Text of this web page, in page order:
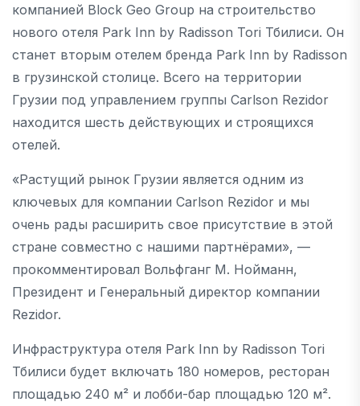
компанией Block Geo Group на строительство
нового отеля Park Inn by Radisson Tori Тбилиси. Он
станет вторым отелем бренда Park Inn by Radisson
в грузинской столице. Всего на территории
Грузии под управлением группы Carlson Rezidor
находится шесть действующих и строящихся
отелей.
«Растущий рынок Грузии является одним из
ключевых для компании Carlson Rezidor и мы
очень рады расширить свое присутствие в этой
стране совместно с нашими партнёрами», —
прокомментировал Вольфганг М. Нойманн,
Президент и Генеральный директор компании
Rezidor.
Инфраструктура отеля Park Inn by Radisson Tori
Тбилиси будет включать 180 номеров, ресторан
площадью 240 м² и лобби-бар площадью 120 м².